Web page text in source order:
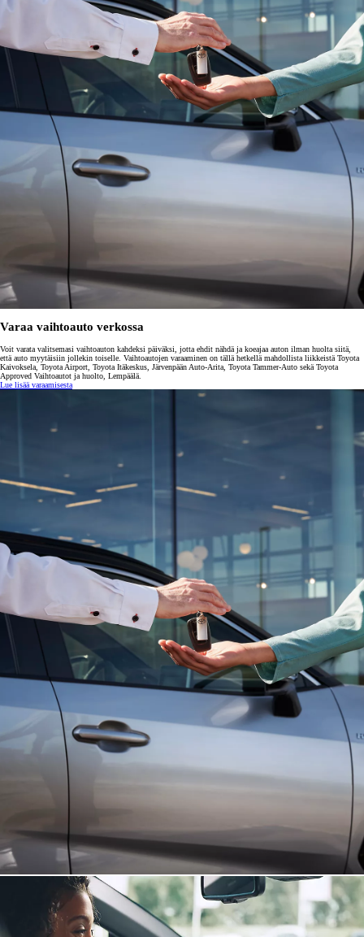
Varaa vaihtoauto verkossa
Voit varata valitsemasi vaihtoauton kahdeksi päiväksi, jotta ehdit nähdä ja koeajaa auton ilman huolta siitä,
että auto myytäisiin jollekin toiselle. Vaihtoautojen varaaminen on tällä hetkellä mahdollista liikkeistä Toyota
Kaivoksela, Toyota Airport, Toyota Itäkeskus, Järvenpään Auto-Arita, Toyota Tammer-Auto sekä Toyota
Approved Vaihtoautot ja huolto, Lempäälä.
Lue lisää varaamisesta